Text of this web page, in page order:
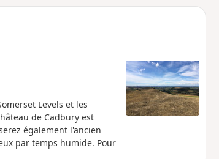
Levels et les
de Cadbury est
également l'ancien
par temps humide. Pour